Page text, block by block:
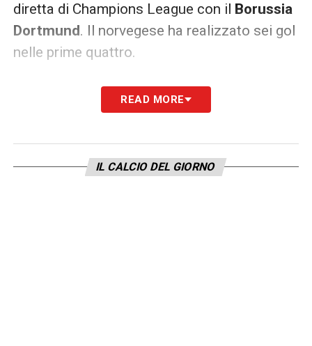
diretta di Champions League con il Borussia
Dortmund. Il norvegese ha realizzato sei gol
nelle prime quattro.
Il record di reti per un un giocatore nelle
prime cinque gare nella fase a eliminazione
supererebbe segnando in questo match.
READ MORE
IL CALCIO DEL GIORNO